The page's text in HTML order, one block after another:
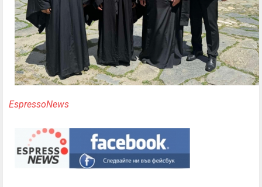
EspressoNews